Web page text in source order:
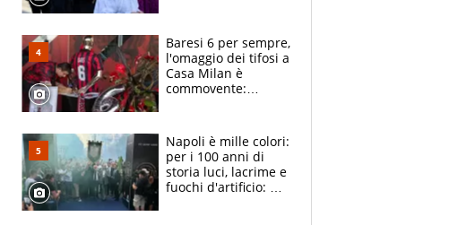
circondati
dall'affetto dei tifosi
Baresi 6 per sempre,
l'omaggio dei tifosi a
Casa Milan è
commovente:
bigliettini
Napoli è mille colori:
per i 100 anni di
storia luci, lacrime e
fuochi d'artificio: De